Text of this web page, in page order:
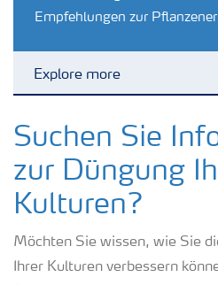
Empfehlungen zur
Explore more
Kulturen
Düngemittel
Tools & Services
Suchen Sie
zur Düngung
Kulturen?
Möchten Sie wissen, wie Sie
Ihrer Kulturen verbessern